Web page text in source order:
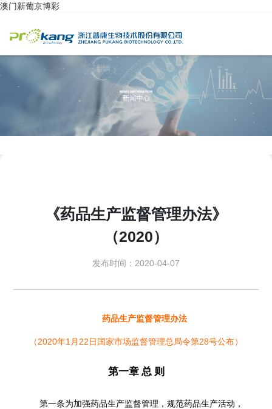
澳门新葡京博彩
《药品生产监督管理办法》
（2020）
发布时间：2020-04-07
药品生产监督管理办法
（ 2020年1 月 22 日国家市场监督管理总局令第28号公布）
第一章 总 则
第一条为加强药品生产监督管理，规范药品生产活动，